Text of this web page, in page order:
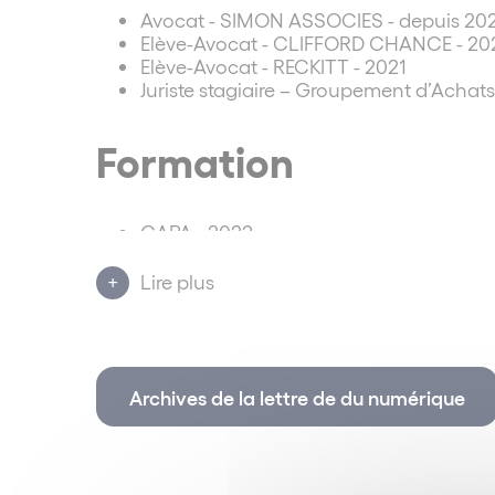
Avocat - SIMON ASSOCIES - depuis
Elève-Avocat - CLIFFORD CHANCE -
Elève-Avocat - RECKITT - 2021
Juriste stagiaire – Groupement
Formation
CAPA - 2022
Master 1 Droit des Affaires - Université
Grado de derecho - Universidad del
Langues parlées
Lire plus
Archives de la lettre de du numérique